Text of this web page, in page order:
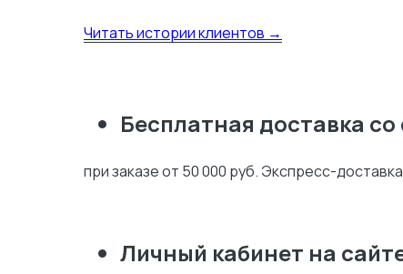
Читать истории клиентов →
Бесплатная доставка
при заказе от 50 000 руб. Экспресс-
Личный кабинет на